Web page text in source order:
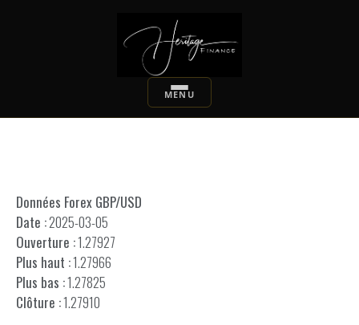
Données Forex GBP/USD
Date :2025-03-05
Ouverture :1.27927
Plus haut :1.27966
Plus bas :1.27825
Clôture :1.27910